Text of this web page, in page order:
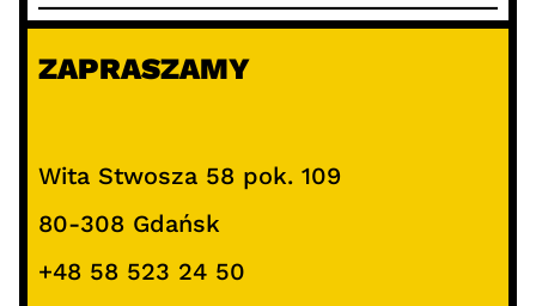
ZAPRASZAMY
Wita Stwosza 58 pok. 109
80-308 Gdańsk
+48 58 523 24 50